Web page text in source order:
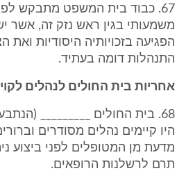
67. כבוד בית המשפט מתבקש
משמעותי בגין ראש נזק זה, אשר
הפגיעה בזכויותיה היסודיות ואת
התנהלות דומה בעתיד.
אחריות בית החולים לנהלים
היו קיימים נהלים מסודרים
מדעת מן המטופלים לפני ביצוע
תרם לרשלנות הרופאים.